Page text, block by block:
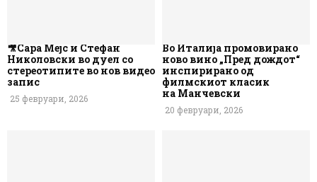
🎥Сара Мејс и Стефан
Николовски во дуел со
стереотипите во нов видео
запис
25 февруари, 2026
Во Италија промовирано
ново вино „Пред дождот“
инспирирано од
филмскиот класик
на Манчевски
20 февруари, 2026